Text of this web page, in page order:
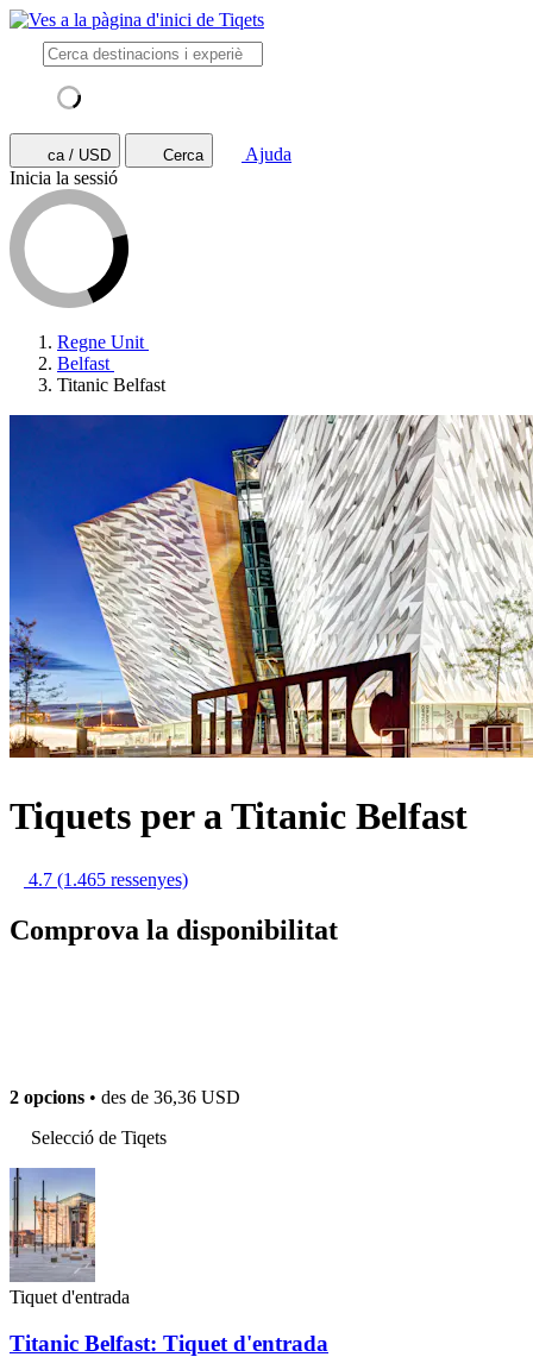
ca / USD Cerca
Ajuda
Inicia la sessió
Regne Unit
Belfast
Titanic Belfast
Tiquets per a Titanic Belfast
4.7 (1.465 ressenyes)
Comprova la disponibilitat
2 opcions • des de 36,36 USD
Selecció de Tiqets
Tiquet d'entrada
Titanic Belfast: Tiquet d'entrada